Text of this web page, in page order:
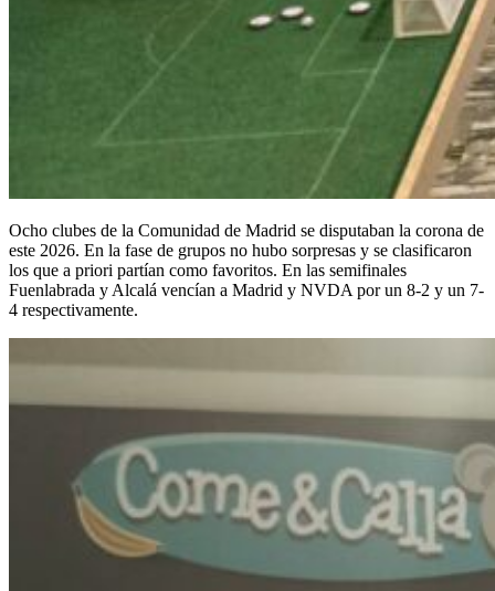
Ocho clubes de la Comunidad de Madrid se disputaban la corona de
este 2026. En la fase de grupos no hubo sorpresas y se clasificaron
los que a priori partían como favoritos. En las semifinales
Fuenlabrada y Alcalá vencían a Madrid y NVDA por un 8-2 y un 7-
4 respectivamente.